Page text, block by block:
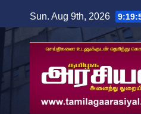
to
content
Sun. Aug 9th, 2026